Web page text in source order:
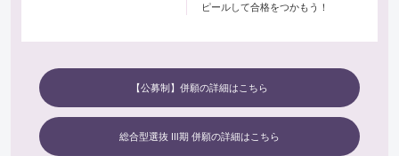
ピールして合格をつかもう！
【公募制】併願の詳細はこちら
総合型選抜 Ⅲ期 併願の詳細はこちら